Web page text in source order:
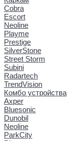
Cobra
Escort
Neoline
Playme
Prestige
SilverStone
Street Storm
Subini
Radartech
TrendVision
Комбо устройства
Axper
Bluesonic
Dunobil
Neoline
ParkCity